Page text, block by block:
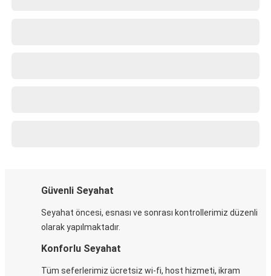
Güvenli Seyahat
Seyahat öncesi, esnası ve sonrası kontrollerimiz düzenli
olarak yapılmaktadır.
Konforlu Seyahat
Tüm seferlerimiz ücretsiz wi-fi, host hizmeti, ikram